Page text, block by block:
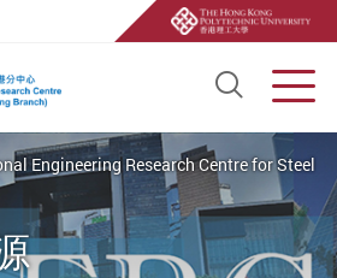
Open
Engineering Research Centre for Steel